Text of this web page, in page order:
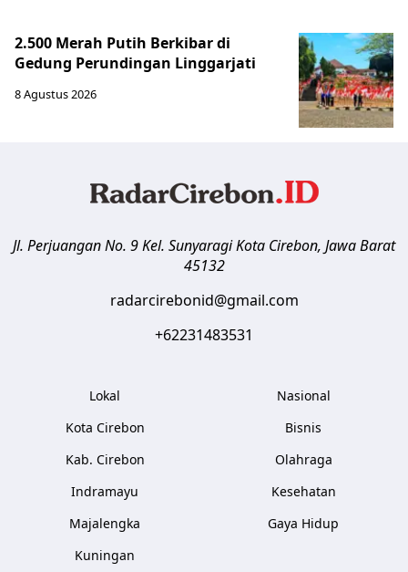
2.500 Merah Putih Berkibar di
Gedung Perundingan Linggarjati
8 Agustus 2026
Jl. Perjuangan No. 9 Kel. SunyaragiKota Cirebon, Jawa Barat
45132
radarcirebonid@gmail.com
+62231483531
Lokal
Kota Cirebon
Kab. Cirebon
Indramayu
Majalengka
Kuningan
Nasional
Bisnis
Olahraga
Kesehatan
Gaya Hidup